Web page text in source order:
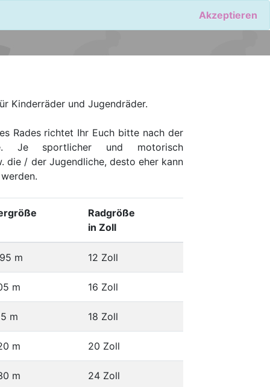
Akzeptieren
Kinderräder und Jugendräder.
Rades richtet Ihr Euch bitte nach der
Je sportlicher und motorisch
die / der Jugendliche, desto eher kann
Radgröße
in Zoll
m 12 Zoll
m 16 Zoll
m 18 Zoll
m 20 Zoll
m 24 Zoll